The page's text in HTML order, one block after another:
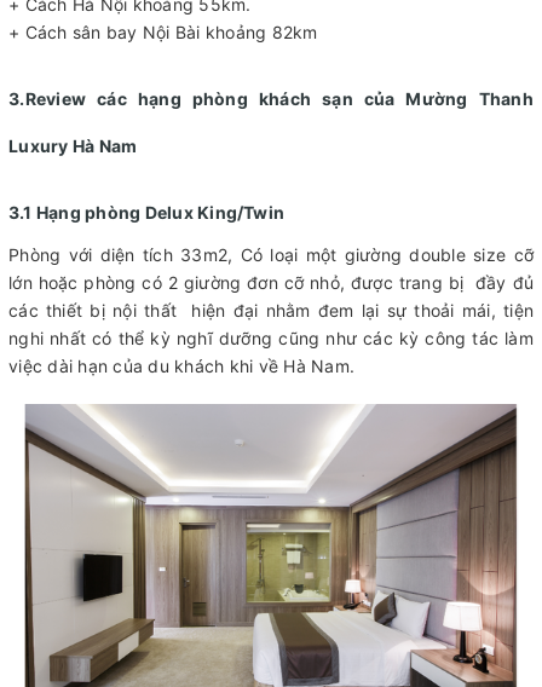
+ Cách sân bay Nội Bài khoảng 82km
3.Review các hạng phòng khách sạn của Mường Thanh
Luxury Hà Nam
3.1 Hạng phòng Delux King/Twin
Phòng với diện tích 33m2, Có loại một giường double size cỡ
lớn hoặc phòng có 2 giường đơn cỡ nhỏ, được trang bị đầy đủ
các thiết bị nội thất hiện đại nhằm đem lại sự thoải mái, tiện
nghi nhất có thể kỳ nghĩ dưỡng cũng như các kỳ công tác làm
việc dài hạn của du khách khi về Hà Nam.